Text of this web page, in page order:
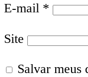
E-mail *
Site
Salvar meus